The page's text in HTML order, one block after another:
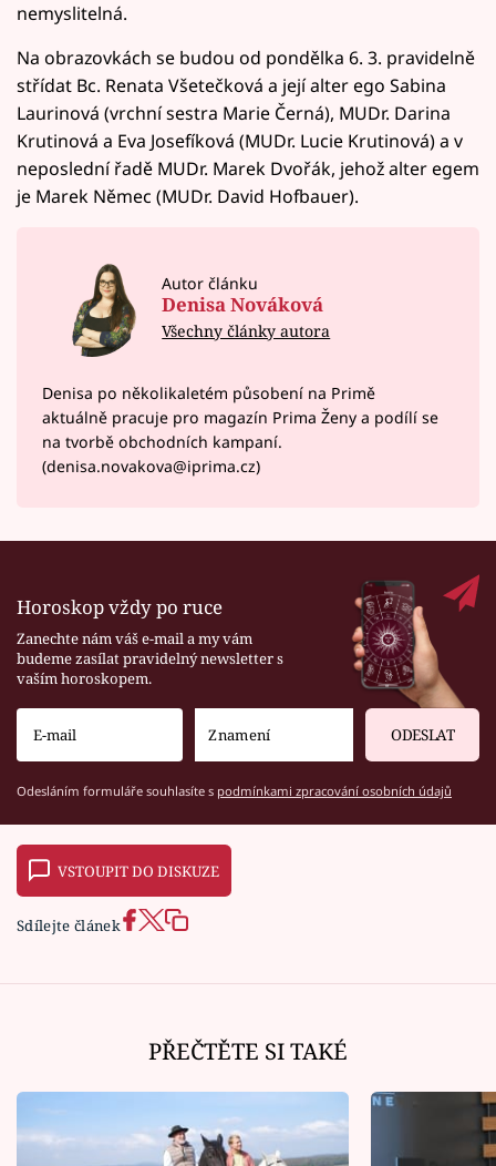
nemyslitelná.
Na obrazovkách se budou od pondělka 6. 3. pravidelně
střídat Bc. Renata Všetečková a její alter ego Sabina
Laurinová (vrchní sestra Marie Černá), MUDr. Darina
Krutinová a Eva Josefíková (MUDr. Lucie Krutinová) a v
neposlední řadě MUDr. Marek Dvořák, jehož alter egem
je Marek Němec (MUDr. David Hofbauer).
Autor článku
Denisa Nováková
Všechny články autora
Denisa po několikaletém působení na Primě
aktuálně pracuje pro magazín Prima Ženy a podílí se
na tvorbě obchodních kampaní.
(denisa.novakova@iprima.cz)
Horoskop vždy po ruce
Zanechte nám váš e-mail a my vám
budeme zasílat pravidelný newsletter s
vaším horoskopem.
ODESLAT
Odesláním formuláře souhlasíte s podmínkami zpracování osobních údajů
VSTOUPIT DO DISKUZE
Sdílejte článek
PŘEČTĚTE SI TAKÉ